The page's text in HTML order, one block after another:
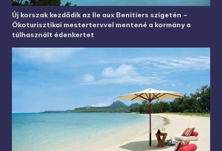
Új korszak kezdődik az Ile aux Benitiers szigetén –
Ökoturisztikai mestertervvel mentené a kormány a
túlhasznált édenkertet